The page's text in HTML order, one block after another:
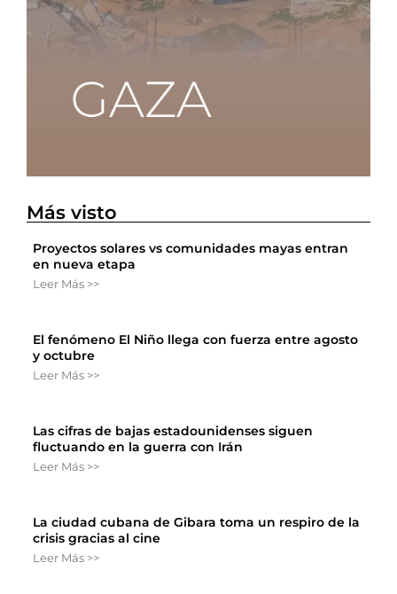
Más visto
Proyectos solares vs comunidades mayas entran
en nueva etapa
Leer Más >>
El fenómeno El Niño llega con fuerza entre agosto
y octubre
Leer Más >>
Las cifras de bajas estadounidenses siguen
fluctuando en la guerra con Irán
Leer Más >>
La ciudad cubana de Gibara toma un respiro de la
crisis gracias al cine
Leer Más >>